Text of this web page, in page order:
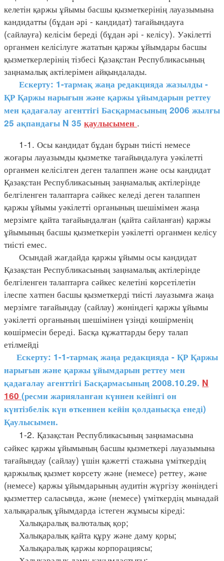
келетін қаржы ұйымы басшы қызметкерінің лауазымына
кандидатты (бұдан әрі - кандидат) тағайындауға
(сайлауға) келісім береді (бұдан әрі - келісу). Уәкілетті
органмен келісілуге жататын қаржы ұйымдары басшы
қызметкерлерінің тізбесі Қазақстан Республикасының
заңнамалық актілерімен айқындалады.
Ескерту: 1-тармақ жаңа редакцияда жазылды -
ҚР Қаржы нарығын және қаржы ұйымдарын реттеу
мен қадағалау агенттігі Басқармасының 2006 жылғы
25 ақпандағы N 35 қаулысымен .
1-1. Осы кандидат бұдан бұрын тиісті немесе
жоғары лауазымды қызметке тағайындалуға уәкілетті
органмен келісілген деген талаппен және осы кандидат
Қазақстан Республикасының заңнамалық актілерінде
белгіленген талаптарға сәйкес келеді деген талаппен
қаржы ұйымы уәкілетті органының шешімімен жаңа
мерзімге қайта тағайындалған (қайта сайланған) қаржы
ұйымының басшы қызметкерін уәкілетті органмен келісу
тиісті емес.
Осындай жағдайда қаржы ұйымы осы кандидат
Қазақстан Республикасының заңнамалық актілерінде
белгіленген талаптарға сәйкес келетіні көрсетілетін
ілеспе хатпен басшы қызметкерді тиісті лауазымға жаңа
мерзімге тағайындау (сайлау) жөніндегі қаржы ұйымы
уәкілетті органының шешімінен үзінді көшірменің
көшірмесін береді. Басқа құжаттарды беру талап
етілмейді
Ескерту: 1-1-тармақ жаңа редакцияда - ҚР Қаржы
нарығын және қаржы ұйымдарын реттеу мен
қадағалау агенттігі Басқармасының 2008.10.29. N
160 (ресми жарияланған күннен кейінгі он
күнтізбелік күн өткеннен кейін қолданысқа енеді)
Қаулысымен.
1-2. Қазақстан Республикасының заңнамасына
сәйкес қаржы ұйымының басшы қызметкері лауазымына
тағайындау (сайлау) үшін қажетті стажына үміткердің
қаржылық қызмет көрсету және (немесе) реттеу, және
(немесе) қаржы ұйымдарының аудитін жүргізу жөніндегі
қызметтер саласында, және (немесе) үміткердің мынадай
халықаралық ұйымдарда істеген жұмысы кіреді:
Халықаралық валюталық қор;
Халықаралық қайта құру және даму қоры;
Халықаралық қаржы корпорациясы;